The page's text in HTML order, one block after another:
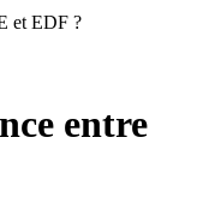
et EDF ?
entre